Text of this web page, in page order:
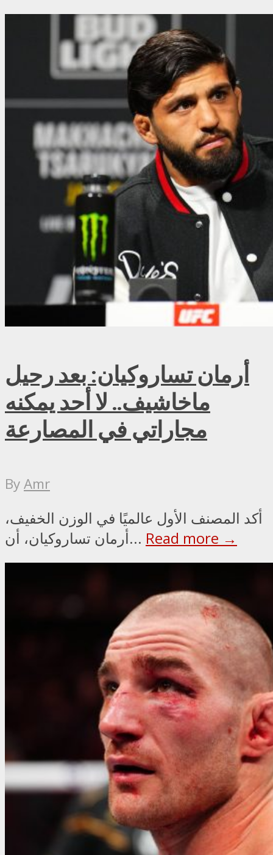
أرمان تساروكيان: بعد رحيل
ماخاشيف.. لا أحد يمكنه
مجاراتي في المصارعة
ByAmr
أكد المصنف الأول عالميًا في الوزن الخفيف،
أرمان تساروكيان، أن... Read more →